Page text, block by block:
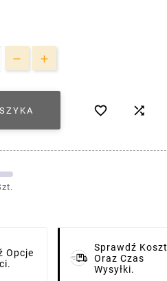
 
Opcje
Sprawdź Koszt
Oraz Czas
Wysyłki.